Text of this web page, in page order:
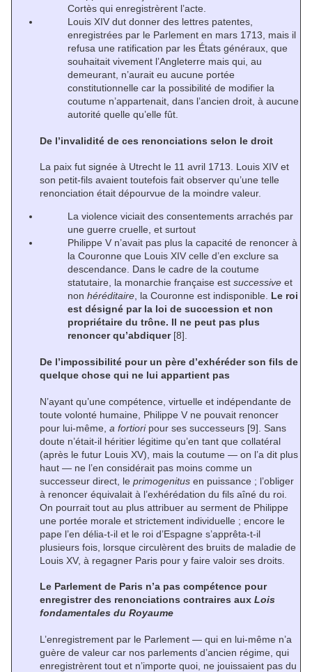
Cortès qui enregistrèrent l’acte.
Louis XIV dut donner des lettres patentes,
enregistrées par le Parlement en mars 1713, mais il
refusa une ratification par les États généraux, que
souhaitait vivement l’Angleterre mais qui, au
demeurant, n’aurait eu aucune portée
constitutionnelle car la possibilité de modifier la
coutume n’appartenait, dans l’ancien droit, à aucune
autorité quelle qu’elle fût.
De l’invalidité de ces renonciations selon le droit
La paix fut signée à Utrecht le 11 avril 1713. Louis XIV et
son petit-fils avaient toutefois fait observer qu’une telle
renonciation était dépourvue de la moindre valeur.
La violence viciait des consentements arrachés par
une guerre cruelle, et surtout
Philippe V n’avait pas plus la capacité de renoncer à
la Couronne que Louis XIV celle d’en exclure sa
descendance. Dans le cadre de la coutume
statutaire, la monarchie française est successive et
non héréditaire, la Couronne est indisponible. Le roi
est désigné par la loi de succession et non
propriétaire du trône. Il ne peut pas plus
renoncer qu’abdiquer[8].
De l’impossibilité pour un père d’exhéréder son fils de
quelque chose qui ne lui appartient pas
N’ayant qu’une compétence, virtuelle et indépendante de
toute volonté humaine, Philippe V ne pouvait renoncer
pour lui-même, a fortioripour ses successeurs [9] . Sans
doute n’était-il héritier légitime qu’en tant que collatéral
(après le futur Louis XV), mais la coutume — on l’a dit plus
haut — ne l’en considérait pas moins comme un
successeur direct, le primogenitus en puissance ; l’obliger
à renoncer équivalait à l’exhérédation du fils aîné du roi.
On pourrait tout au plus attribuer au serment de Philippe
une portée morale et strictement individuelle ; encore le
pape l’en délia-t-il et le roi d’Espagne s’apprêta-t-il
plusieurs fois, lorsque circulèrent des bruits de maladie de
Louis XV, à regagner Paris pour y faire valoir ses droits.
Le Parlement de Paris n’a pas compétence pour
enregistrer des renonciations contraires aux Lois
fondamentales du Royaume
L’enregistrement par le Parlement — qui en lui-même n’a
guère de valeur car nos parlements d’ancien régime, qui
enregistrèrent tout et n’importe quoi, ne jouissaient pas du